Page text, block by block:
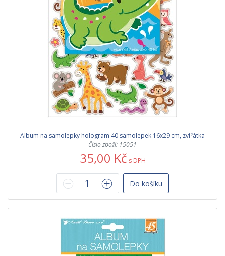
Album na samolepky hologram 40 samolepek 16x29 cm, zvířátka
Číslo zboží: 15051
35,00 Kč s DPH
Do košíku